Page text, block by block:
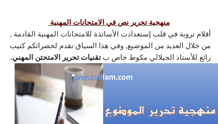
منهجية تحرير نص في الامتحانات المهنية
أقلام تروبة في قلب إستعدادت الأساتذة للامتحانات المهنية القادمة ,
من خلال العديد من الموضيع, وفي هذا السياق نقدم لحضراتكم كتيب
رائع للأستاذ الجيلالي مكوط خاص بتقنيات تحرير الامتحتن المهني.